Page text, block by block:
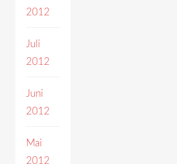
2012
Juli
2012
Juni
2012
Mai
2012